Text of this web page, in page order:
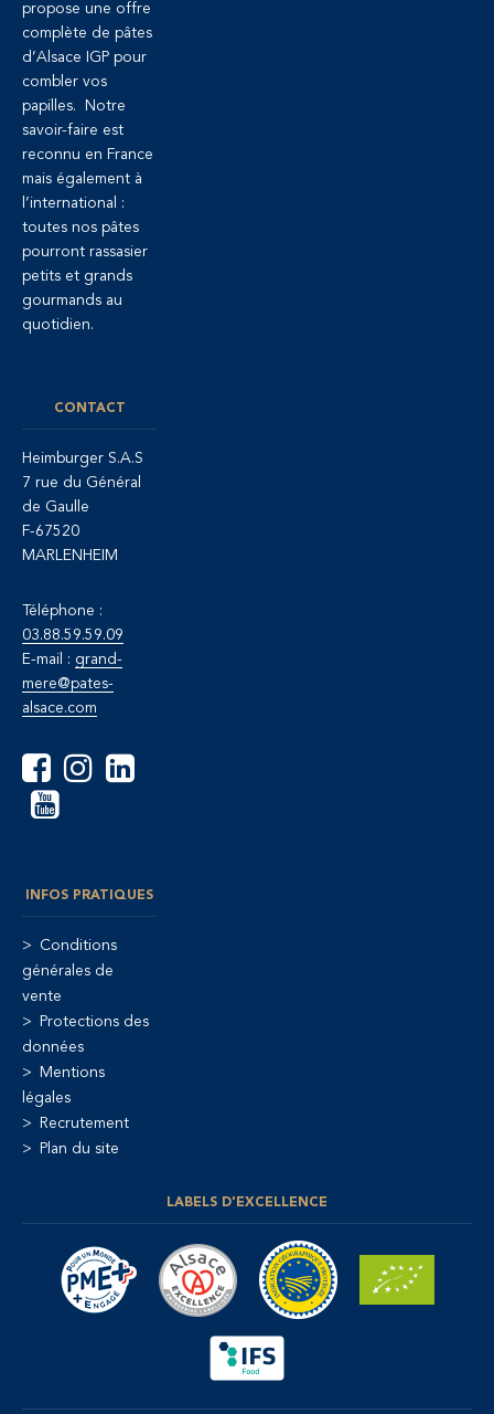
propose une offre
complète de pâtes
d’Alsace IGP pour
combler vos
papilles. Notre
savoir-faire est
reconnu en France
mais également à
l’international :
toutes nos pâtes
pourront rassasier
petits et grands
gourmands au
quotidien.
CONTACT
Heimburger S.A.S
7 rue du Général
de Gaulle
F-67520
MARLENHEIM
Téléphone :
03.88.59.59.09
E-mail : grand-
mere@pates-
alsace.com
INFOS PRATIQUES
Conditions
générales de
vente
Protections des
données
Mentions
légales
Recrutement
Plan du site
LABELS D'EXCELLENCE